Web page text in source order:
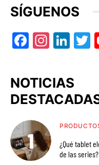
SÍGUENOS
Facebook
NOTICIAS
¿Qué tablet
de las series?